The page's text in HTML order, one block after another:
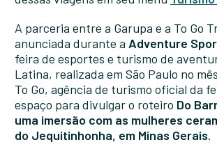
A parceria entre a Garupa e a To Go
anunciada durante a Adventure
feira de esportes e turismo de
Latina, realizada em São Paulo no
To Go, agência de turismo oficial da
espaço para divulgar o roteiro Do
uma imersão com as mulheres
do Jequitinhonha, em Minas Gerais.